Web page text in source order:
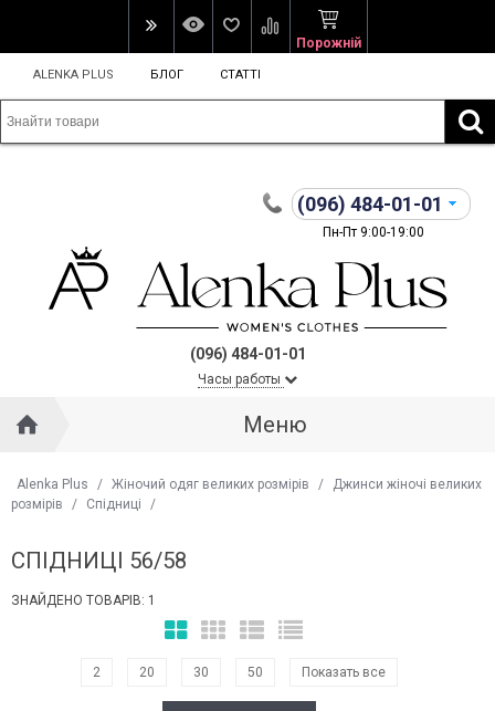
Порожній
ALENKA PLUS БЛОГ СТАТТІ
(096) 484-01-01
Пн-Пт 9:00-19:00
(096) 484-01-01
Часы работы
Меню
Alenka Plus / Жіночий одяг великих розмірів /
Джинси жіночі великих
розмірів
/ Спідниці /
СПІДНИЦІ 56/58
ЗНАЙДЕНО ТОВАРІВ: 1
2 20 30 50 Показать все